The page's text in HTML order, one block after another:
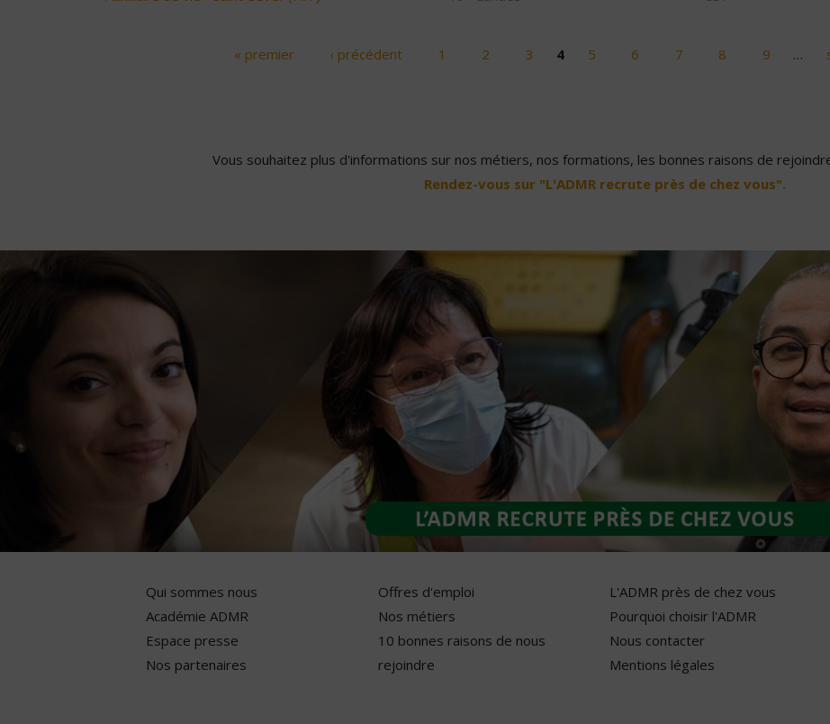
« premier ‹ précédent 1 2 3 4 5 6 7 8 9 …
Vous souhaitez plus d'informations sur nos métiers, nos formations, les bonnes raisons de
Rendez-vous sur "L'ADMR recrute près de chez vous".
Qui sommes nous
Académie ADMR
Espace presse
Nos partenaires
Offres d'emploi
Nos métiers
10 bonnes raisons de nous
rejoindre
L'ADMR près de chez vous
Pourquoi choisir l'ADMR
Nous contacter
Mentions légales